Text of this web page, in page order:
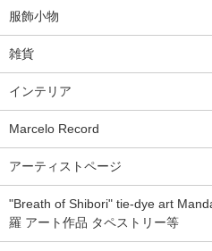
服飾小物
雑貨
インテリア
Marcelo Record
アーティストページ
"Breath of Shibori" tie-dye art
羅 アート作品 タペストリー等